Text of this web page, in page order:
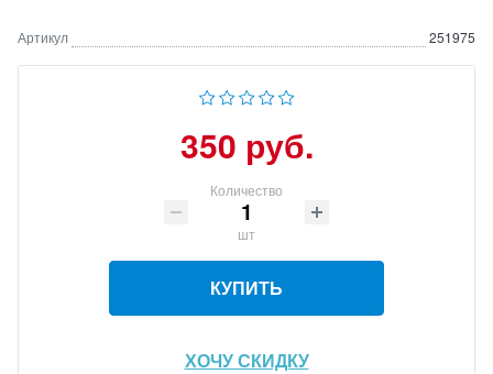
Артикул 251975
350 руб.
Количество
шт
КУПИТЬ
ХОЧУ СКИДКУ